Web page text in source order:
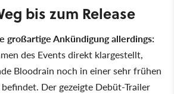
bis zum Release
großartige Ankündigung allerdings:
des Events direkt klargestellt,
Bloodrain noch in einer sehr frühen
Der gezeigte Debüt-Trailer